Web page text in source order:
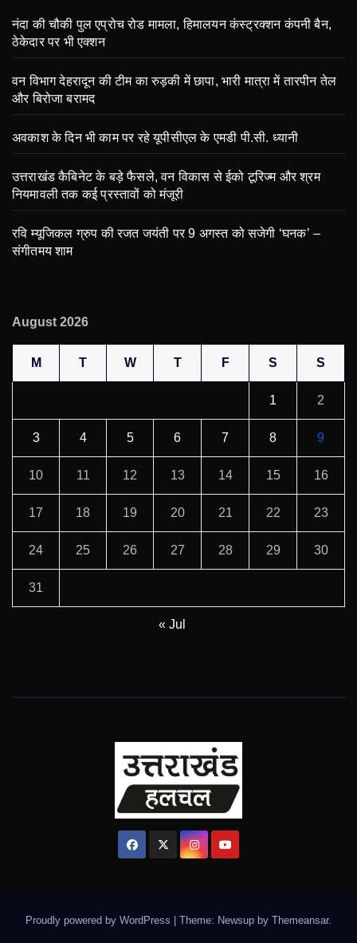
नंदा की चौकी पुल एप्रोच रोड मामला, हिमालयन कंस्ट्रक्शन कंपनी बैन,
ठेकेदार पर भी एक्शन
वन विभाग देहरादून की टीम का रुड़की में छापा, भारी मात्रा में तारपीन तेल
और बिरोजा बरामद
अवकाश के दिन भी काम पर रहे यूपीसीएल के एमडी पी.सी. ध्यानी
उत्तराखंड कैबिनेट के बड़े फैसले, वन विकास से ईको टूरिज्म और श्रम
नियमावली तक कई प्रस्तावों को मंजूरी
रवि म्यूजिकल ग्रुप की रजत जयंती पर 9 अगस्त को सजेगी ‘घनक’ –
संगीतमय शाम
August 2026
M T W T F S S
1 2
3 4 5 6 7 8 9
10 11 12 13 14 15 16
17 18 19 20 21 22 23
24 25 26 27 28 29 30
31
« Jul
Proudly powered by WordPress Theme: Newsup by Themeansar.